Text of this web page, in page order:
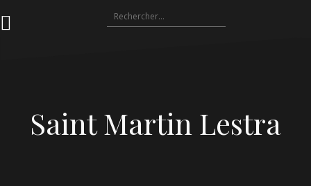
au
Rechercher :
Saint Martin Lestra